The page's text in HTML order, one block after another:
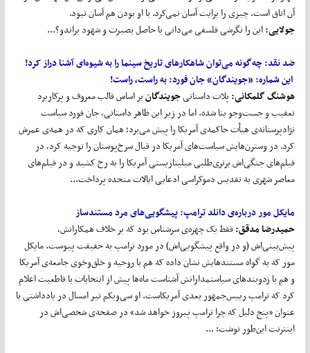
آن اتاق است. چیزی را برایت آسان نمی‌کرد. با او بودن هم آسان نبود.
جولایی:این را نگرشی فلسفی می‌دانی یا حاصل بصیرت و شهود براندو؟...
ضد نقد: چهگونه میتوان شاهکارهای تاریخ سینما را به شیوهای آشنا دراز کرد!
این شماره: «جویندگان» جان فورد:به راست، راست!
هوشنگ گلمکانی:پلات داستانیجویندگانبر اساس قالب معروف و پرکاربرد
تعقیب و جست‌وجو بنا شده. اما در زیر این ظاهر داستانی، جان فورد سیاست
نژادپرستانه‌ی هیأت حاکمه‌ی آمریکا را پیش می‌برد؛ همان کاری که در همه‌ی عمرش
کرد. در وسترن‌هایش سیاست‌های آمریکا در قبال سرخ‌پوستان را توجیه کرد، در
فیلم‌های جنگی‌اش برتری‌طلبی میلیتاریستی آمریکا را به رخ کشید و در فیلم‌های
معاصر شهری به تقدیس دموکراسی ادعایی ایالات متحده پرداخت...
مایکل مور درباره‌ی دانلد ترامپ:پیشگوییهای مرد مستندساز
حمیدرضا مدقق:فقط یک چهره‌ی سرشناس بود که بر خلاف همکارانش،
پیش‌بینی‌اش (و در واقع پیشگویی‌اش) در مورد ترامپ به حقیقت پیوست. مایکل
مور که به گواه مستندهایش نشان داده که هم با روحیه و خلق‌وخوی جامعه‌ی آمریکا
و هم با زدوبندهای سیاستمدارانش آشناست ماه‌ها پیش از انتخابات با قاطعیت اعلام
کرد که ترامپ رییس‌جمهور بعدی آمریکاست. او سی‌ویکم تیر امسال در یادداشتی با
عنوان «پنج دلیل که چرا ترامپ پیروز خواهد شد» در صفحه‌ی شخصی‌اش در
اینترنت این‌طور نوشت: ...